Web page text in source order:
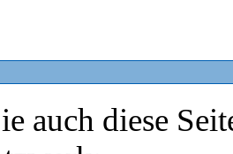
auch diese